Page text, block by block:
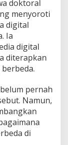
doktoral
menyoroti
digital
Ia
digital
diterapkan
pernah
Namun,
di